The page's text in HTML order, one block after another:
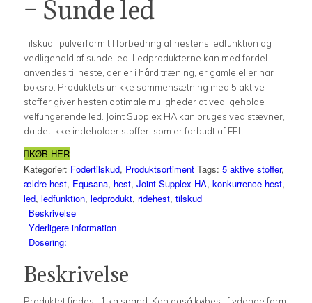
– Sunde led
Tilskud i pulverform til forbedring af hestens ledfunktion og
vedligehold af sunde led. Ledprodukterne kan med fordel
anvendes til heste, der er i hård træning, er gamle eller har
boksro. Produktets unikke sammensætning med 5 aktive
stoffer giver hesten optimale muligheder at vedligeholde
velfungerende led. Joint Supplex HA kan bruges ved stævner,
da det ikke indeholder stoffer, som er forbudt af FEI.
KØB HER
Kategorier: Fodertilskud, Produktsortiment Tags: 5 aktive stoffer,
ældre hest, Equsana, hest, Joint Supplex HA, konkurrence hest,
led, ledfunktion, ledprodukt, ridehest, tilskud
Beskrivelse
Yderligere information
Dosering:
Beskrivelse